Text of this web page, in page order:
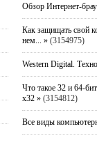
Обзор Интернет-
Как защищать свой
нем... »(3154975)
Western Digital.
Что такое 32 и 64-
x32 »(3154812)
Все виды